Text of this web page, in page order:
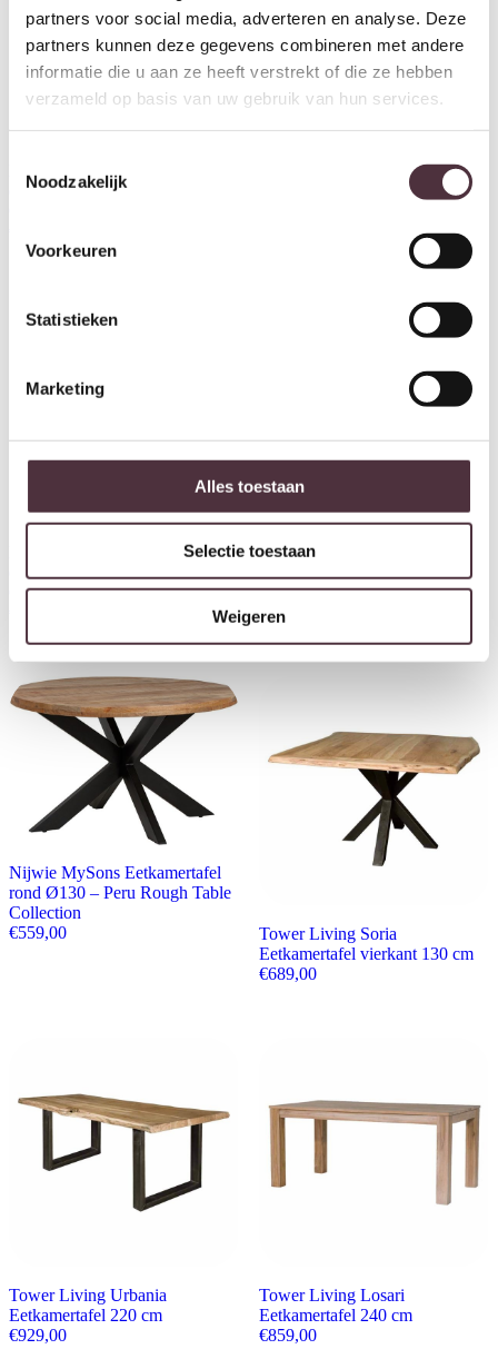
partners voor social media, adverteren en analyse. Deze
partners kunnen deze gegevens combineren met andere
informatie die u aan ze heeft verstrekt of die ze hebben
verzameld op basis van uw gebruik van hun services.
Noodzakelijk
Voorkeuren
Statistieken
Marketing
Alles toestaan
Selectie toestaan
Weigeren
Nijwie MySons Eetkamertafel
ovaal 180 – Peru Rough Table
Nijwie MySons Eetkamertafel
ovaal 240 – Peru Rough Table
Nijwie MySons Eetkamertafel
ovaal 210 – Peru Rough Table
Collection
Nijwie MySons Eetkamertafel
rond Ø150 – Peru Rough Table
Collection
€649,00
Nijwie MySons Eetkamertafel
rond Ø130 – Peru Rough Table
Collection
€559,00
Tower Living Soria
Eetkamertafel vierkant 130 cm
€689,00
Tower Living Urbania
Eetkamertafel 220 cm
€929,00
Tower Living Losari
Eetkamertafel 240 cm
€859,00